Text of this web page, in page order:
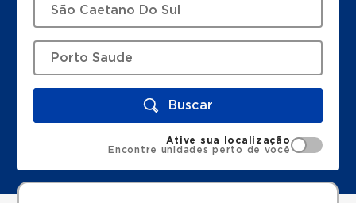
Buscar
Ative sua localização
Encontre unidades perto de você